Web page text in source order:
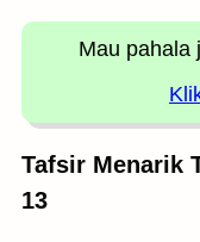
Mau pahala
Tafsir Menarik
13